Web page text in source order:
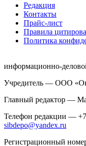
Редакция
Контакты
Прайс-лист
Правила
Политика
информационно-
Учредитель — ООО
Главный редактор —
Телефон редакции —
sibdepo@yandex.ru
Регистрационный